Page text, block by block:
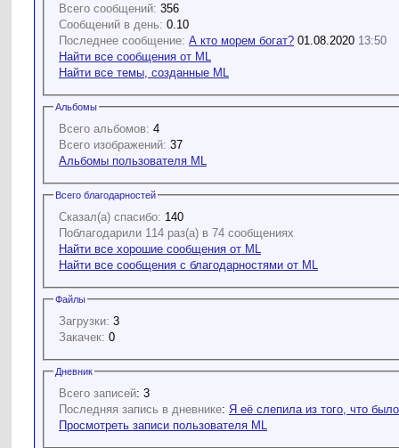
Всего сообщений: 356
Сообщений в день: 0.10
Последнее сообщение: А кто морем богат? 01.08.2020 13:50
Найти все сообщения от ML
Найти все темы, созданные ML
Альбомы
Всего альбомов: 4
Всего изображений: 37
Альбомы пользователя ML
Всего благодарностей
Сказал(а) спасибо: 140
Поблагодарили 114 раз(а) в 74 сообщениях
Найти все хорошие сообщения от ML
Найти все сообщения с благодарностями от ML
Файлы
Загрузки: 3
Закачек: 0
Дневник
Всего записей: 3
Последняя запись в дневнике: Я её слепила из того, что было
Просмотреть записи пользователя ML